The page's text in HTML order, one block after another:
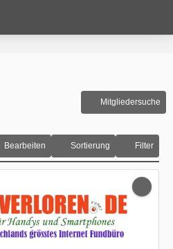
Mitgliedersuche
Bearbeiten Sortierung Filter